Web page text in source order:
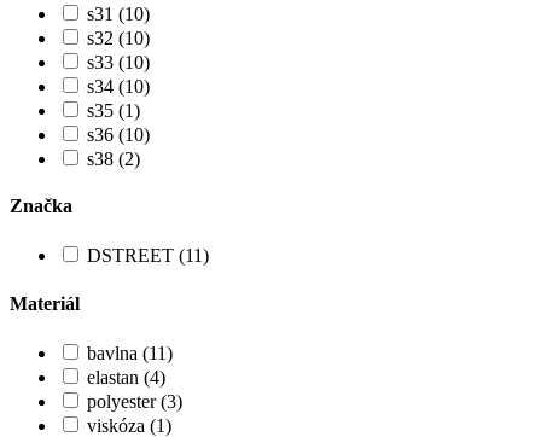
s31 (10)
s32 (10)
s33 (10)
s34 (10)
s35 (1)
s36 (10)
s38 (2)
Značka
DSTREET (11)
Materiál
bavlna (11)
elastan (4)
polyester (3)
viskóza (1)